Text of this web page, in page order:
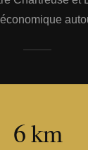
6 km